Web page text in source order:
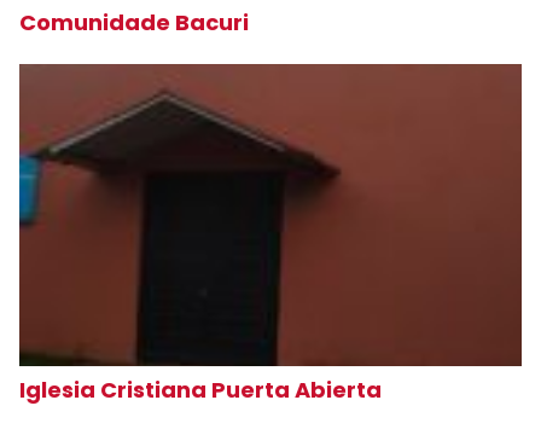
Comunidade Bacuri
Iglesia Cristiana Puerta Abierta